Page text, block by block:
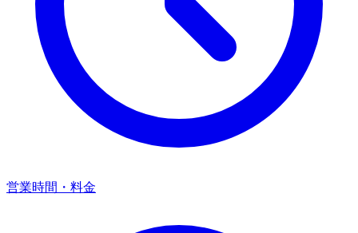
営業時間・料金